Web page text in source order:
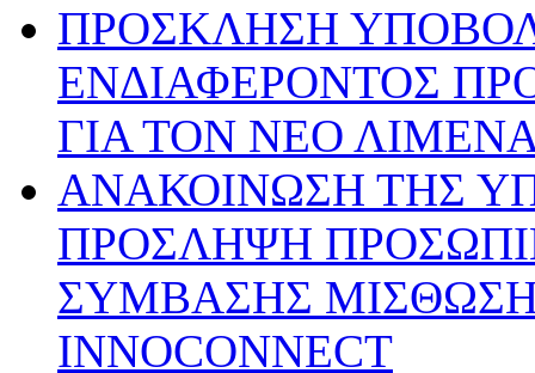
ΠΡΟΣΚΛΗΣΗ
ΕΝΔΙΑΦΕΡΟΝΤΟΣ
ΓΙΑ ΤΟΝ ΝΕΟ
ΑΝΑΚΟΙΝΩΣΗ ΤΗΣ
ΠΡΟΣΛΗΨΗ
ΣΥΜΒΑΣΗΣ
INNOCONNECT